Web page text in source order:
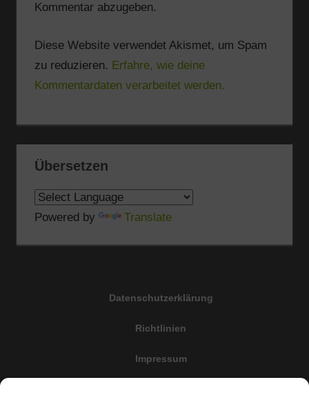
Kommentar abzugeben.
Diese Website verwendet Akismet, um Spam
zu reduzieren. Erfahre, wie deine
Kommentardaten verarbeitet werden.
Übersetzen
Powered by Translate
Datenschutzerklärung
Richtlinien
Impressum